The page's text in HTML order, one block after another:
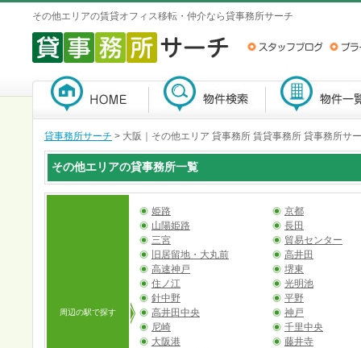
その他エリアの賃貸オフィス移転・仲介なら貸事務所サーチ
貸事務所サーチ > 大阪｜その他エリア 貸事務所 賃貸事務所 貸事務所サ
その他エリアの貸事務所一覧
周辺の駅で探す
姫路
京都
山陽姫路
長田
三宮
貿易センター
旧居留地・大丸前
高井田
高速神戸
堺東
住ノ江
光明池
針中野
平野
高井田中央
神戸
尼崎
千里中央
大阪港
藤井寺